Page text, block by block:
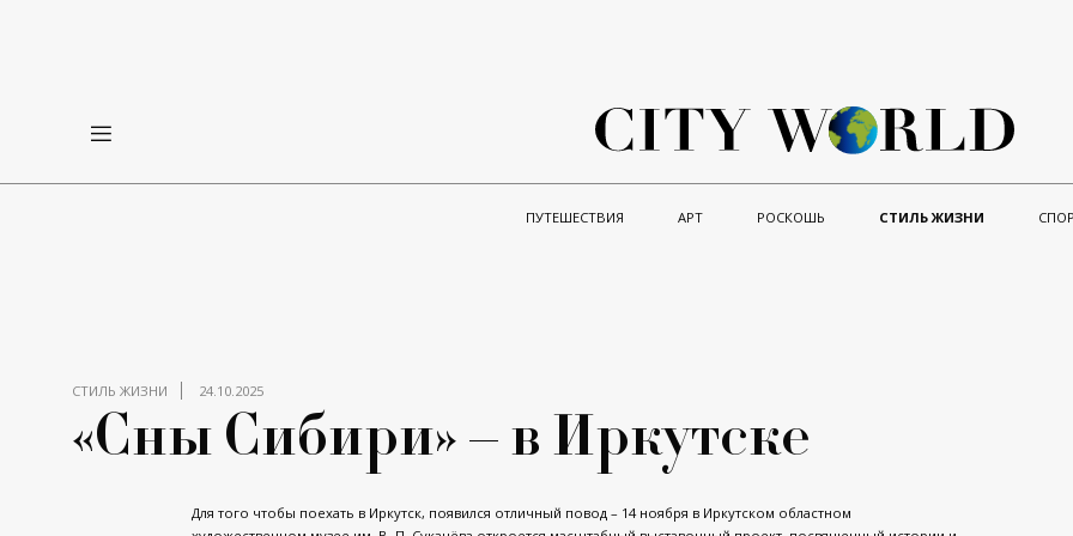
ПУТЕШЕСТВИЯ АРТ РОСКОШЬ СТИЛЬ ЖИЗНИ
СТИЛЬ ЖИЗНИ 24.10.2025
«Сны Сибири» – в Иркутске
Для того чтобы поехать в Иркутск, появился отличный повод – 14 ноября в Иркутском областном